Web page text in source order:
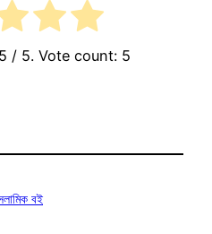
5 / 5. Vote count: 5
বই